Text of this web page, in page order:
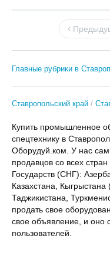
Главные рубрики в
Ставропольский край
Купить промышленное
спецтехнику в
Оборудуй.ком. У нас
продавцов со всех
Государств (СНГ):
Казахстана,
Таджикистана,
продать свое
свое объявление, и оно
пользователей.